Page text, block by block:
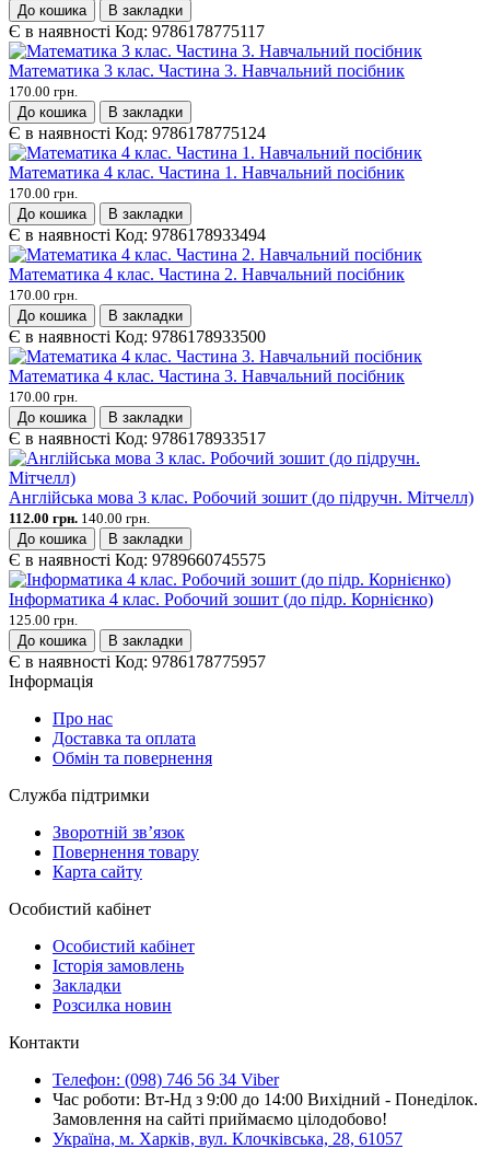
До кошика
В закладки
Є в наявності Код: 9786178775117
Математика 3 клас. Частина 3. Навчальний посібник
170.00 грн.
До кошика
В закладки
Є в наявності Код: 9786178775124
Математика 4 клас. Частина 1. Навчальний посібник
170.00 грн.
До кошика
В закладки
Є в наявності Код: 9786178933494
Математика 4 клас. Частина 2. Навчальний посібник
170.00 грн.
До кошика
В закладки
Є в наявності Код: 9786178933500
Математика 4 клас. Частина 3. Навчальний посібник
170.00 грн.
До кошика
В закладки
Є в наявності Код: 9786178933517
Англійська мова 3 клас. Робочий зошит (до підручн. Мітчелл)
112.00 грн. 140.00 грн.
До кошика
В закладки
Є в наявності Код: 9789660745575
Інформатика 4 клас. Робочий зошит (до підр. Корнієнко)
125.00 грн.
До кошика
В закладки
Є в наявності Код: 9786178775957
Інформація
Про нас
Доставка та оплата
Обмін та повернення
Служба підтримки
Зворотній зв’язок
Повернення товару
Карта сайту
Особистий кабінет
Особистий кабінет
Історія замовлень
Закладки
Розсилка новин
Контакти
Телефон: (098) 746 56 34 Viber
Час роботи: Вт-Нд з 9:00 до 14:00 Вихідний - Понеділок.
Замовлення на сайті приймаємо цілодобово!
Україна, м. Харків, вул. Клочківська, 28, 61057